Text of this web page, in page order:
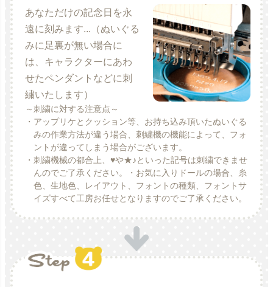
あなただけの記念日を永
遠に刻みます...（ぬいぐる
みに足裏が無い場合に
は、キャラクターにあわ
せたペンダントなどに刺
繍いたします）
～刺繍に対する注意点～
・アップリケとクッション等、お持ち込み頂いたぬいぐる
みの作業方法が違う場合、刺繍機の機能によって、フォ
ントが違ってしまう場合がございます。
・刺繍機械の都合上、♥や★♪といった記号は刺繍できませ
んのでご了承ください。・お気に入りドールの場合、糸
色、生地色、レイアウト、フォントの種類、フォントサ
イズすべて工房お任せとなりますのでご了承ください。